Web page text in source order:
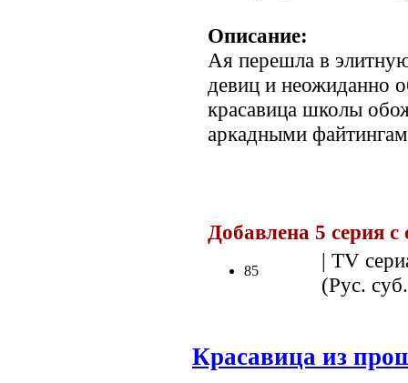
Описание:
Ая перешла в
девиц и неожиданно
красавица школы
аркадными
Добавлена 5 серия
85
| TV
(Рус.
Красавица из